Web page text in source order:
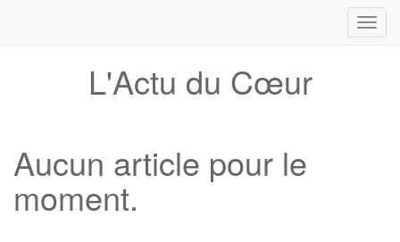
L'Actu du Cœur
Aucun article pour le
moment.